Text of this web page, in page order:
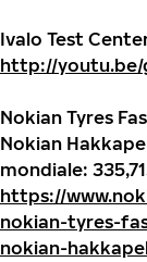
Ivalo Test
http://youtu.be/
Nokian Tyres
Nokian
mondiale:
https://
nokian-tyres-
nokian-